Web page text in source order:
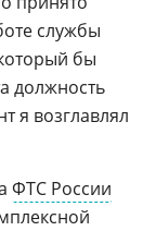
службы
бы
должность
я возглавлял
ФТС России